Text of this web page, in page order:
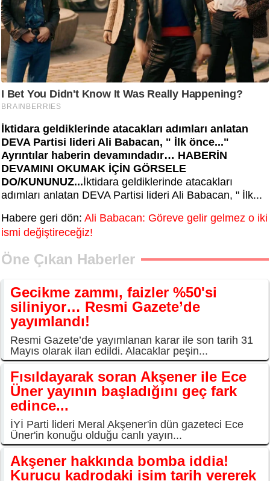
İktidara geldiklerinde atacakları adımları anlatan
DEVA Partisi lideri Ali Babacan, " İlk önce..."
Ayrıntılar haberin devamındadır… HABERİN
DEVAMINI OKUMAK İÇİN GÖRSELE
DO/KUNUNUZ...İktidara geldiklerinde atacakları
adımları anlatan DEVA Partisi lideri Ali Babacan, " İlk...
Habere geri dön: Ali Babacan: Göreve gelir gelmez o iki
ismi değiştireceğiz!
Öne Çıkan Haberler
Gecikme zammı, faizler %50'si
siliniyor… Resmi Gazete’de
yayımlandı!
Resmi Gazete’de yayımlanan karar ile son tarih 31
Mayıs olarak ilan edildi. Alacaklar peşin...
Fısıldayarak soran Akşener ile Ece
Üner yayının başladığını geç fark
edince...
İYİ Parti lideri Meral Akşener'in dün gazeteci Ece
Üner'in konuğu olduğu canlı yayın...
Akşener hakkında bomba iddia!
Kurucu kadrodaki isim tarih vererek